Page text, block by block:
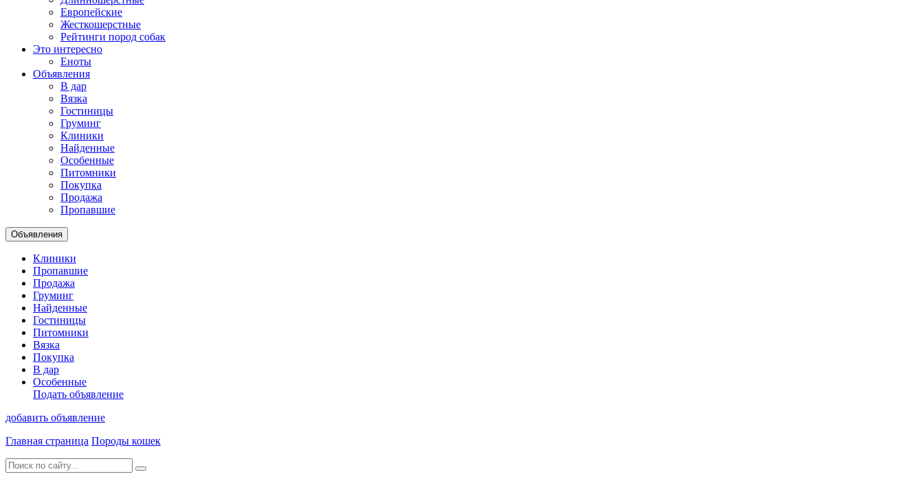
Европейские
Жесткошерстные
Рейтинги пород собак
Это интересно
Еноты
Объявления
В дар
Вязка
Гостиницы
Груминг
Клиники
Найденные
Особенные
Питомники
Покупка
Продажа
Пропавшие
Объявления
Клиники
Пропавшие
Продажа
Груминг
Найденные
Гостиницы
Питомники
Вязка
Покупка
В дар
Особенные
Подать объявление
добавить объявление
Главная страница Породы кошек